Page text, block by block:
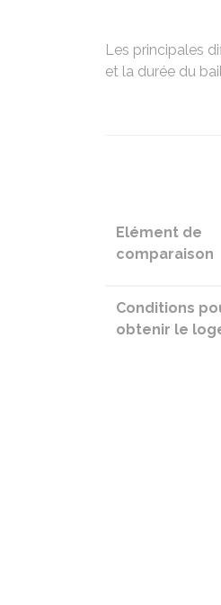
Les principales
et la durée du
Elément de
comparaison
Conditions
obtenir le